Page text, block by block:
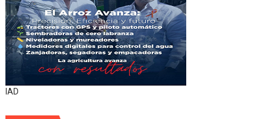
IAD